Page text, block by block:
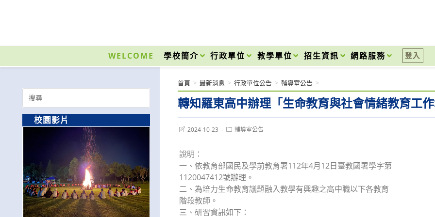
內
WELCOME 學校簡介 行政單位 教學單位 招生資訊 網路服務 登入
轉知羅東高中辦理「生命教育與社會情緒教育工
首頁 > 最新消息 > 行政單位公告 > 輔導室公告 >
Post2024-10-23
Post輔導室公告
說明：
一、依教育部國民及學前教育署112年4月12日臺教國署學字第
1120047412號辦理。
二、為培力生命教育議題融入教學有興趣之高中職以下各教育
階段教師。
三、研習資訊如下：
Search
for:
校園影片